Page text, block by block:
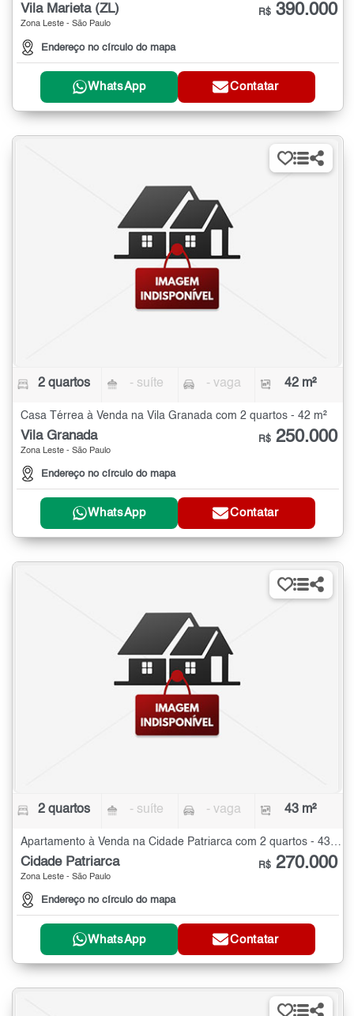
Vila Marieta (ZL)
Zona Leste - São Paulo
Endereço no círculo do mapa
R$ 390.000
WhatsApp Contatar
2 quartos - suíte - vaga 42 m²
Casa Térrea à Venda na Vila Granada com 2 quartos - 42 m²
Vila Granada
Zona Leste - São Paulo
Endereço no círculo do mapa
R$ 250.000
WhatsApp Contatar
2 quartos - suíte - vaga 43 m²
Apartamento à Venda na Cidade Patriarca com 2 quartos - 43 m²
Cidade Patriarca
Zona Leste - São Paulo
Endereço no círculo do mapa
R$ 270.000
WhatsApp Contatar